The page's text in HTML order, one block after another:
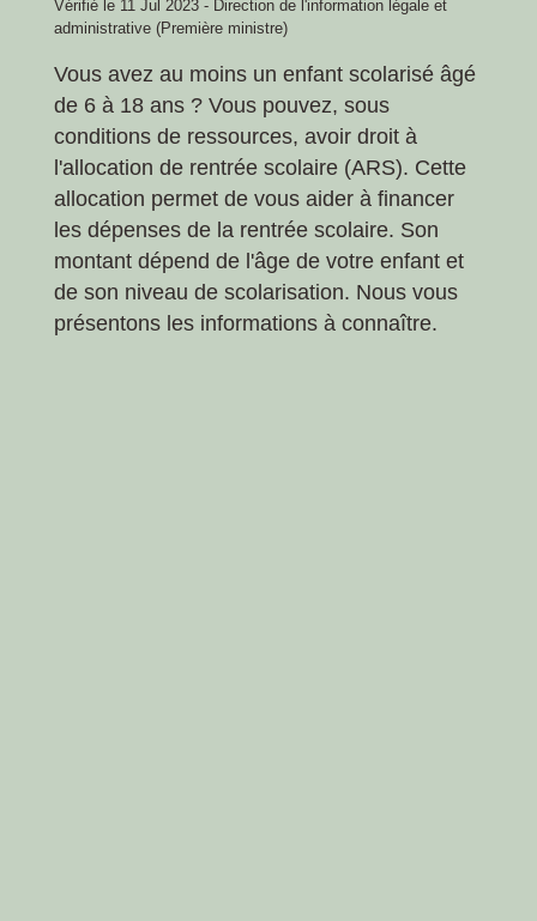
Vérifié le 11 Jul 2023 - Direction de l'information légale et
administrative (Première ministre)
Vous avez au moins un enfant scolarisé âgé
de 6 à 18 ans ? Vous pouvez, sous
conditions de ressources, avoir droit à
l'allocation de rentrée scolaire (ARS). Cette
allocation permet de vous aider à financer
les dépenses de la rentrée scolaire. Son
montant dépend de l'âge de votre enfant et
de son niveau de scolarisation. Nous vous
présentons les informations à connaître.